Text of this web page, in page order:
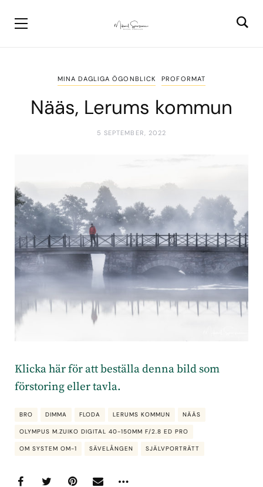
MINA DAGLIGA ÖGONBLICK PROFORMAT
Nääs, Lerums kommun
5 SEPTEMBER, 2022
Klicka här för att beställa denna bild som
förstoring eller tavla.
BRO DIMMA FLODA LERUMS KOMMUN NÄÄS
OLYMPUS M.ZUIKO DIGITAL 40-150MM F/2.8 ED PRO
OM SYSTEM OM-1 SÄVELÅNGEN SJÄLVPORTRÄTT